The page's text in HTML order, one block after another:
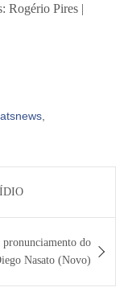
Rogério Pires |
,
do
Nasato (Novo)